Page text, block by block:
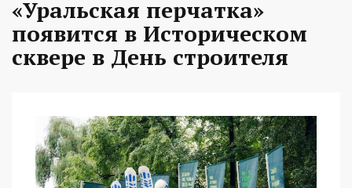
«Уральская перчатка»
появится в Историческом
сквере в День строителя